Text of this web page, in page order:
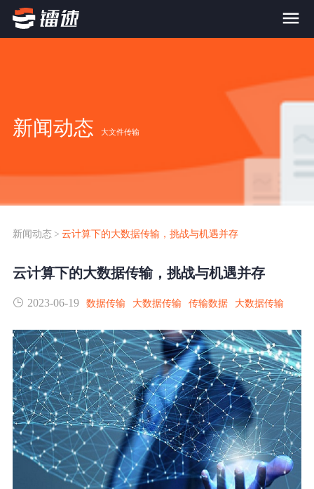
FTP替代升级
SDK传输应用集成
镭速FTP加速
跨国数据传输
数据同步
内外网文件交换
数据迁移
数据协作
案例
新闻动态
生态合作
关于镭速
帮助中心
新闻动态 大文件传输
新闻动态 > 云计算下的大数据传输，挑战与机遇并存
云计算下的大数据传输，挑战与机遇并存
2023-06-19 数据传输 大数据传输 传输数据 大数据传输